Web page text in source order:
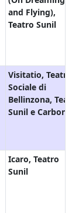
and Flying),
Teatro Sunil
Visitatio, Teatro
Sociale di
Bellinzona,
Sunil e Carbon 14
Icaro, Teatro
Sunil